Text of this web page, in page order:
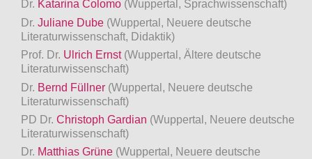
Dr. Katarina Colomo (Wuppertal, Sprachwissenschaft)
Dr. Juliane Dube (Wuppertal, Neuere deutsche
Literaturwissenschaft, Didaktik)
Prof. Dr. Ulrich Ernst (Wuppertal, Ältere deutsche
Literaturwissenschaft)
Dr. Bernd Füllner (Wuppertal, Neuere deutsche
Literaturwissenschaft)
PD Dr. Christoph Gardian (Wuppertal, Neuere deutsche
Literaturwissenschaft)
Dr. Matthias Grüne (Wuppertal, Neuere deutsche